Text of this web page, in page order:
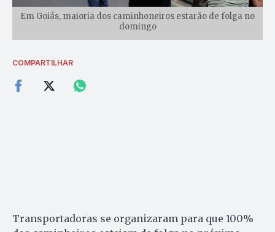
Em Goiás, maioria dos caminhoneiros estarão de folga no
domingo
COMPARTILHAR
Transportadoras se organizaram para que 100%